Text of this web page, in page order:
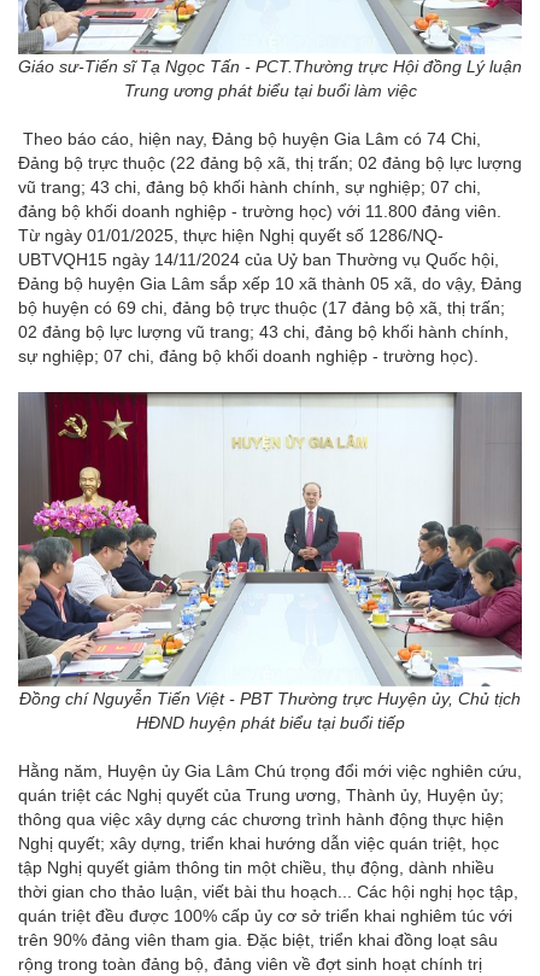
Giáo sư-Tiến sĩ Tạ Ngọc Tấn - PCT.Thường trực Hội đồng Lý luận
Trung ương phát biểu tại buổi làm việc
Theo báo cáo, hiện nay, Đảng bộ huyện Gia Lâm có 74 Chi,
Đảng bộ trực thuộc (22 đảng bộ xã, thị trấn; 02 đảng bộ lực lượng
vũ trang; 43 chi, đảng bộ khối hành chính, sự nghiệp; 07 chi,
đảng bộ khối doanh nghiệp - trường học) với 11.800 đảng viên.
Từ ngày 01/01/2025, thực hiện Nghị quyết số 1286/NQ-
UBTVQH15 ngày 14/11/2024 của Uỷ ban Thường vụ Quốc hội,
Đảng bộ huyện Gia Lâm sắp xếp 10 xã thành 05 xã, do vậy, Đảng
bộ huyện có 69 chi, đảng bộ trực thuộc (17 đảng bộ xã, thị trấn;
02 đảng bộ lực lượng vũ trang; 43 chi, đảng bộ khối hành chính,
sự nghiệp; 07 chi, đảng bộ khối doanh nghiệp - trường học).
Đồng chí Nguyễn Tiến Việt - PBT Thường trực Huyện ủy, Chủ tịch
HĐND huyện phát biểu tại buổi tiếp
Hằng năm, Huyện ủy Gia Lâm Chú trọng đổi mới việc nghiên cứu,
quán triệt các Nghị quyết của Trung ương, Thành ủy, Huyện ủy;
thông qua việc xây dựng các chương trình hành động thực hiện
Nghị quyết; xây dựng, triển khai hướng dẫn việc quán triệt, học
tập Nghị quyết giảm thông tin một chiều, thụ động, dành nhiều
thời gian cho thảo luận, viết bài thu hoạch... Các hội nghị học tập,
quán triệt đều được 100% cấp ủy cơ sở triển khai nghiêm túc với
trên 90% đảng viên tham gia. Đặc biệt, triển khai đồng loạt sâu
rộng trong toàn đảng bộ, đảng viên về đợt sinh hoạt chính trị